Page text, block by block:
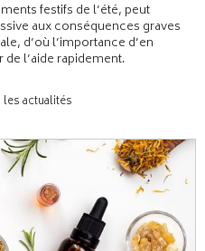
festifs de l’été, peut
aux conséquences graves
d’où l’importance d’en
l’aide rapidement.
actualités